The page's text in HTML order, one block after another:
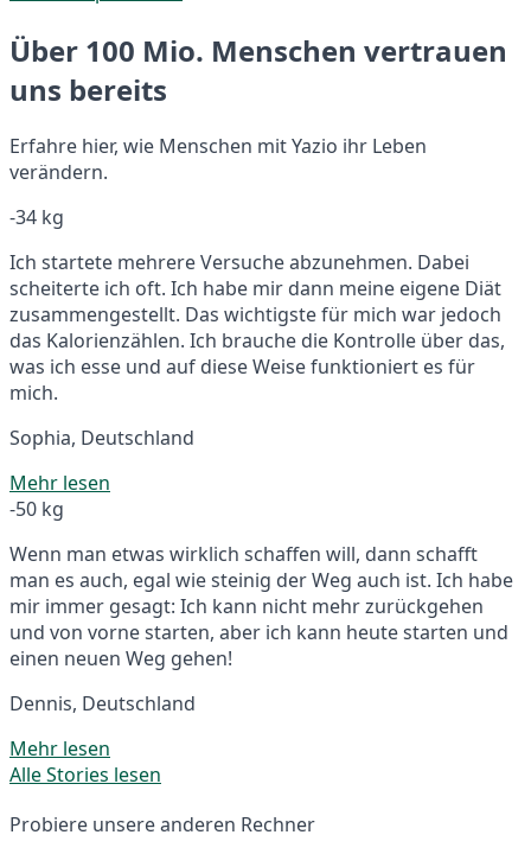
Über 100 Mio. Menschen vertrauen
uns bereits
Erfahre hier, wie Menschen mit Yazio ihr Leben
verändern.
-34 kg
Ich startete mehrere Versuche abzunehmen. Dabei
scheiterte ich oft. Ich habe mir dann meine eigene Diät
zusammengestellt. Das wichtigste für mich war jedoch
das Kalorienzählen. Ich brauche die Kontrolle über das,
was ich esse und auf diese Weise funktioniert es für
mich.
Sophia, Deutschland
Mehr lesen
-50 kg
Wenn man etwas wirklich schaffen will, dann schafft
man es auch, egal wie steinig der Weg auch ist. Ich habe
mir immer gesagt: Ich kann nicht mehr zurückgehen
und von vorne starten, aber ich kann heute starten und
einen neuen Weg gehen!
Dennis, Deutschland
Mehr lesen
Alle Stories lesen
Probiere unsere anderen Rechner